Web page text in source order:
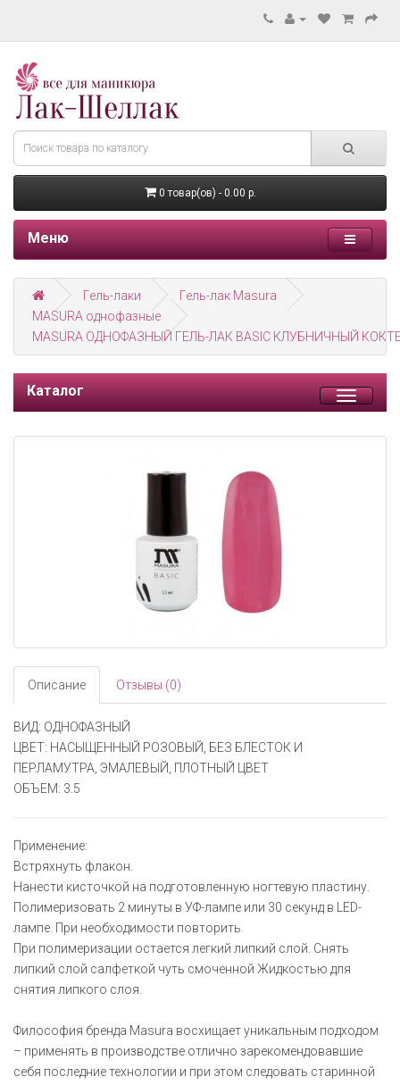
0 товар(ов) - 0.00 р.
Меню
Гель-лаки
Гель-лак Masura
MASURA однофазные
MASURA ОДНОФАЗНЫЙ ГЕЛЬ-ЛАК BASIC КЛУБНИЧНЫЙ
Каталог
Toggle
Описание Отзывы (0)
ВИД: ОДНОФАЗНЫЙ
ЦВЕТ: НАСЫЩЕННЫЙ РОЗОВЫЙ, БЕЗ БЛЕСТОК И
ПЕРЛАМУТРА, ЭМАЛЕВЫЙ, ПЛОТНЫЙ ЦВЕТ
ОБЪЕМ: 3.5
Применение:
Встряхнуть флакон.
Нанести кисточкой на подготовленную ногтевую пластину.
Полимеризовать 2 минуты в УФ-лампе или 30 секунд в LED-
лампе. При необходимости повторить.
При полимеризации остается легкий липкий слой. Снять
липкий слой салфеткой чуть смоченной Жидкостью для
снятия липкого слоя.
Философия бренда Masura восхищает уникальным подходом
– применять в производстве отлично зарекомендовавшие
себя последние технологии и при этом следовать старинной